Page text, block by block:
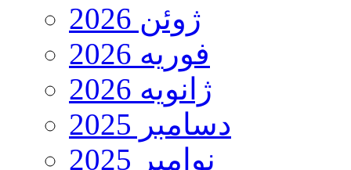
ژوئن 2026
فوریه 2026
ژانویه 2026
دسامبر 2025
نوامبر 2025